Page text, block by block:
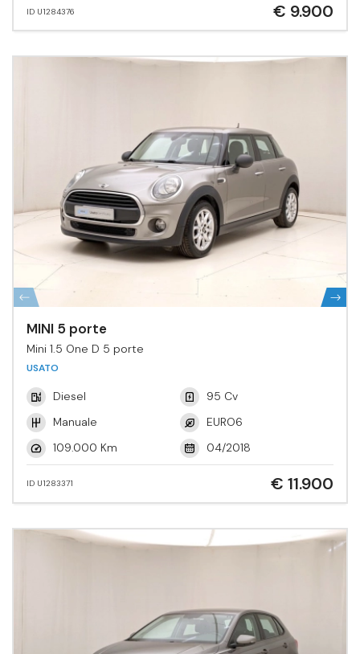
ID U1284376 € 9.900
MINI 5 porte
Mini 1.5 One D 5 porte
USATO
Diesel
95 Cv
Manuale
EURO6
109.000 Km
04/2018
ID U1283371 € 11.900